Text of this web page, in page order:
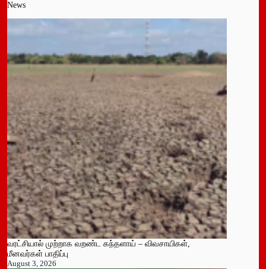
News
வரட்சியால் முற்றாக வறண்ட கந்தளாய் – விவசாயிகள்,
மீனவர்கள் பாதிப்பு
August 3, 2026